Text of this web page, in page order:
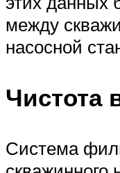
между
насосной
Чистота
Система